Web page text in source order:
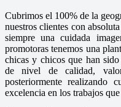
Cubrimos el 100% de la
nuestros clientes con
siempre una cuidada
promotoras tenemos una
chicas y chicos que han
de nivel de calidad,
posteriormente realizando
excelencia en los trabajos